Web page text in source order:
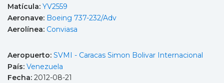
Matícula: YV2559
Aeronave: Boeing 737-232/Adv
Aerolínea: Conviasa
Aeropuerto: SVMI - Caracas Simon Bolivar Internacional
País: Venezuela
Fecha: 2012-08-21